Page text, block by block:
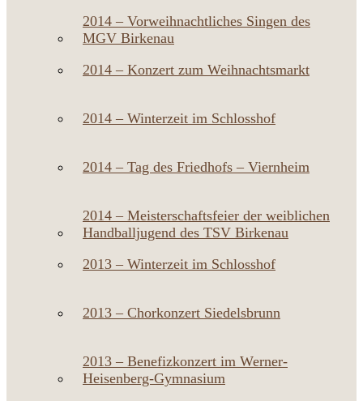
2014 – Vorweihnachtliches Singen des
MGV Birkenau
2014 – Konzert zum Weihnachtsmarkt
2014 – Winterzeit im Schlosshof
2014 – Tag des Friedhofs – Viernheim
2014 – Meisterschaftsfeier der weiblichen
Handballjugend des TSV Birkenau
2013 – Winterzeit im Schlosshof
2013 – Chorkonzert Siedelsbrunn
2013 – Benefizkonzert im Werner-
Heisenberg-Gymnasium